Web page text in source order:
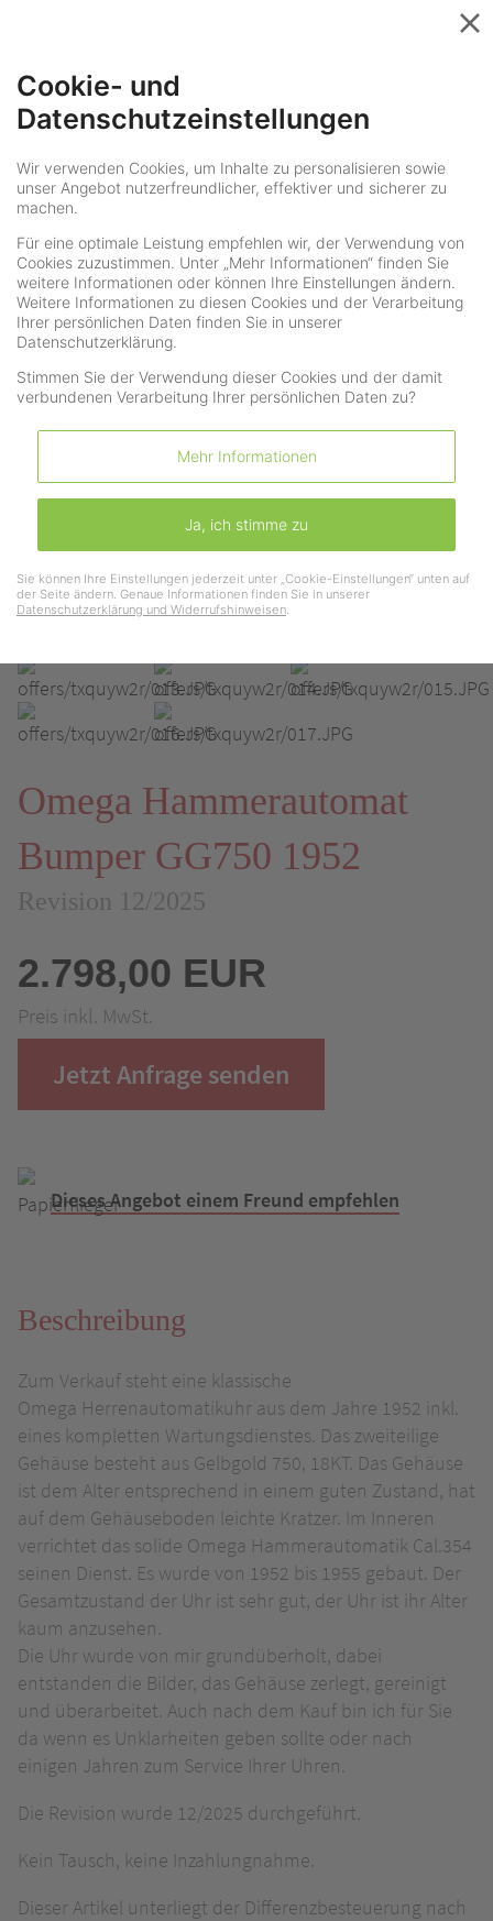
Menü
Zurück zu den Angeboten
Omega Hammerautomat
Bumper GG750 1952
Revision 12/2025
2.798,00 EUR
Preis inkl. MwSt.
Jetzt Anfrage senden
Dieses Angebot einem Freund empfehlen
Beschreibung
Zum Verkauf steht eine klassische
Omega Herrenautomatikuhr aus dem Jahre 1952 inkl.
eines kompletten Wartungsdienstes. Das zweiteilige
Gehäuse besteht aus Gelbgold 750, 18KT. Das Gehäuse
ist dem Alter entsprechend in einem guten Zustand, hat
auf dem Gehäuseboden leichte Kratzer. Im Inneren
verrichtet das solide Omega Hammerautomatik Cal.354
seinen Dienst. Es wurde von 1952 bis 1955 gebaut. Der
Gesamtzustand der Uhr ist sehr gut, der Uhr ist ihr Alter
kaum anzusehen.
Die Uhr wurde von mir grundüberholt, dabei
entstanden die Bilder, das Gehäuse zerlegt, gereinigt
und überarbeitet. Auch nach dem Kauf bin ich für Sie
da wenn es Unklarheiten geben sollte oder nach
einigen Jahren zum Service Ihrer Uhren.
Die Revision wurde 12/2025 durchgeführt.
Kein Tausch, keine Inzahlungnahme.
Dieser Artikel unterliegt der Differenzbesteuerung nach
Cookie- und
Datenschutzeinstellungen
Wir verwenden Cookies, um Inhalte zu personalisieren sowie
unser Angebot nutzerfreundlicher, effektiver und sicherer zu
machen.
Für eine optimale Leistung empfehlen wir, der Verwendung von
Cookies zuzustimmen. Unter „Mehr Informationen“ finden Sie
weitere Informationen oder können Ihre Einstellungen ändern.
Weitere Informationen zu diesen Cookies und der Verarbeitung
Ihrer persönlichen Daten finden Sie in unserer
Datenschutzerklärung.
Stimmen Sie der Verwendung dieser Cookies und der damit
verbundenen Verarbeitung Ihrer persönlichen Daten zu?
Mehr Informationen
Ja, ich stimme zu
Sie können Ihre Einstellungen jederzeit unter „Cookie-Einstellungen“ unten auf
der Seite ändern. Genaue Informationen finden Sie in unserer
Datenschutzerklärung und Widerrufshinweisen.